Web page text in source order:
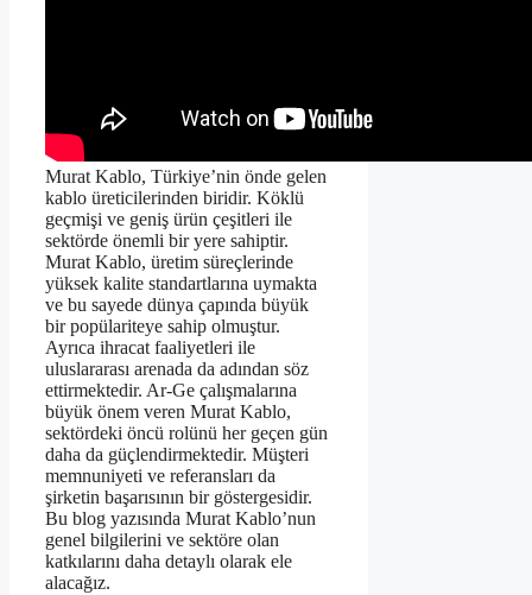
Murat Kablo, Türkiye’nin önde gelen
kablo üreticilerinden biridir. Köklü
geçmişi ve geniş ürün çeşitleri ile
sektörde önemli bir yere sahiptir.
Murat Kablo, üretim süreçlerinde
yüksek kalite standartlarına uymakta
ve bu sayede dünya çapında büyük
bir popülariteye sahip olmuştur.
Ayrıca ihracat faaliyetleri ile
uluslararası arenada da adından söz
ettirmektedir. Ar-Ge çalışmalarına
büyük önem veren Murat Kablo,
sektördeki öncü rolünü her geçen gün
daha da güçlendirmektedir. Müşteri
memnuniyeti ve referansları da
şirketin başarısının bir göstergesidir.
Bu blog yazısında Murat Kablo’nun
genel bilgilerini ve sektöre olan
katkılarını daha detaylı olarak ele
alacağız.